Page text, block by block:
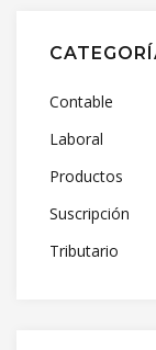
Contable
Laboral
Productos
Suscripción
Tributario